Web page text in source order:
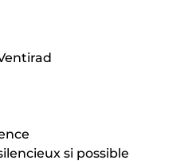
si possible